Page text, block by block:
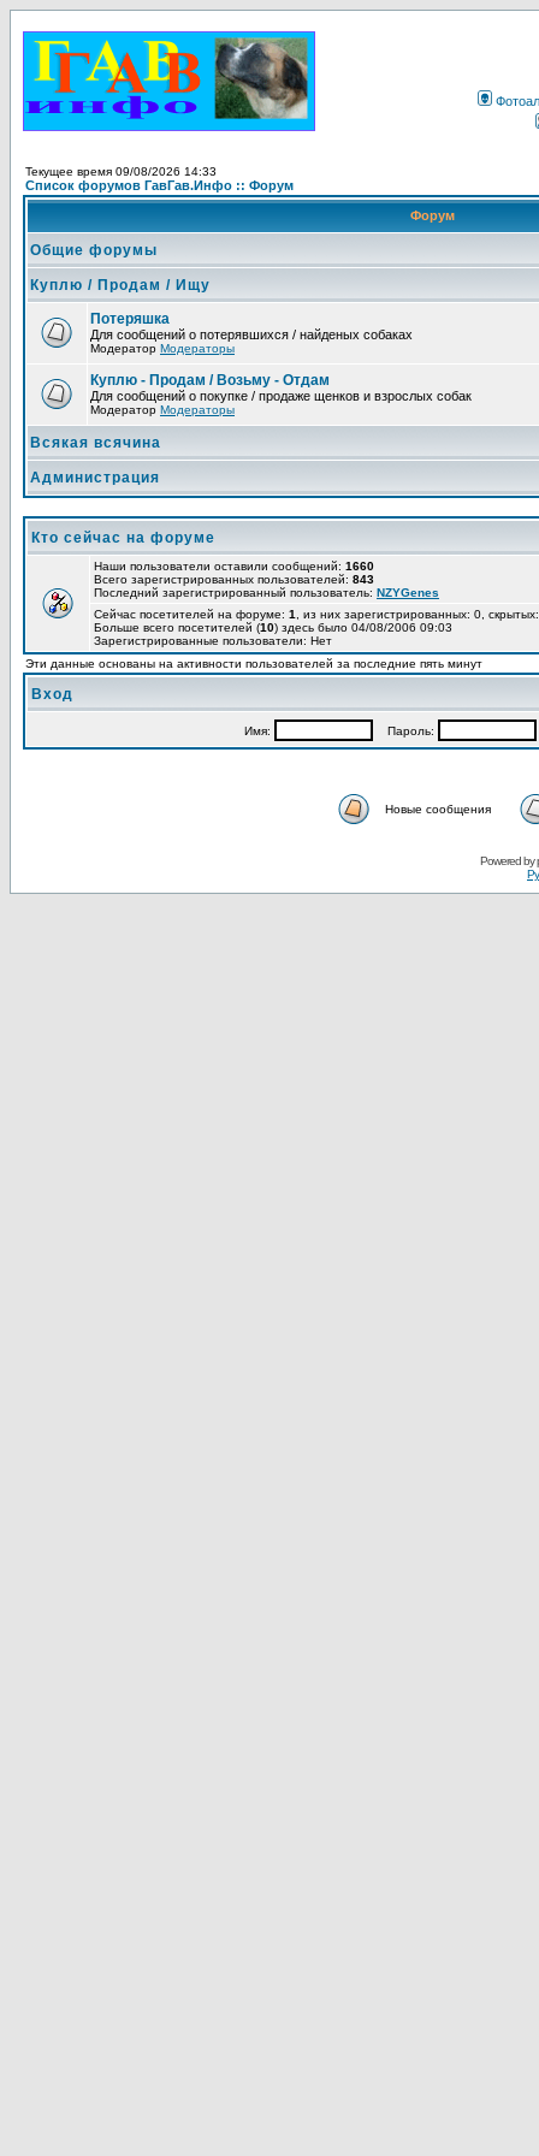
Текущее время 09/08/2026 14:33
Список форумов ГавГав.Инфо :: Форум
Форум
Общие форумы
Куплю / Продам / Ищу
Потеряшка
Для сообщений о потерявшихся / найденых собаках
Модератор Модераторы
Куплю - Продам / Возьму - Отдам
Для сообщений о покупке / продаже щенков и взрослых собак
Модератор Модераторы
Всякая всячина
Администрация
Кто сейчас на форуме
Наши пользователи оставили сообщений: 1660
Всего зарегистрированных пользователей: 843
Последний зарегистрированный пользователь: NZYGenes
Сейчас посетителей на форуме: 1
, из них зарегистрированных: 0,
Больше всего посетителей (10) здесь было 04/08/2006 09:03
Зарегистрированные пользователи: Нет
Эти данные основаны на активности пользователей за последние пять минут
Вход
Имя: Пароль:
Новые сообщения
Powered by